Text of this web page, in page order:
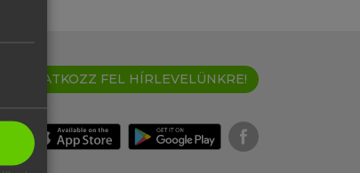
IRATKOZZ FEL HÍRLEVELÜNKRE!